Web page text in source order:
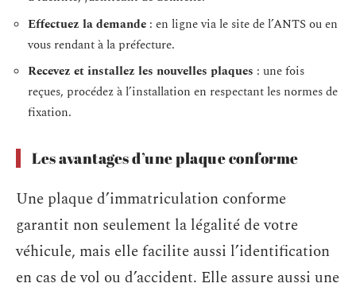
Effectuez la demande : en ligne via le site de l’ANTS ou en
vous rendant à la préfecture.
Recevez et installez les nouvelles plaques : une fois
reçues, procédez à l’installation en respectant les normes de
fixation.
Les avantages d’une plaque conforme
Une plaque d’immatriculation conforme
garantit non seulement la légalité de votre
véhicule, mais elle facilite aussi l’identification
en cas de vol ou d’accident. Elle assure aussi une